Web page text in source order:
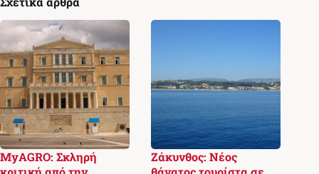
MyAGRO: Σκληρή
Ζάκυνθος: Νέος